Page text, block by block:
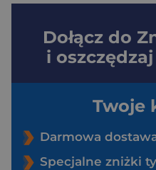
Dołącz do
i
Twoje
Darmowa
Specjalne zniżki